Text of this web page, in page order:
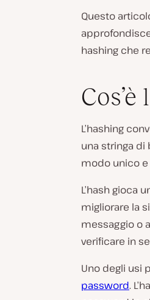
Questo
hashing che
L’hashing
una stringa di
modo unico
L’hash gioca
migliorare la
messaggio o
verificare in
Uno degli usi
password.